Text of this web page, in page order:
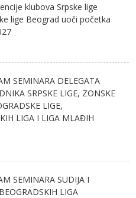
klubova Srpske lige
lige Beograd uoči početka
SEMINARA DELEGATA
SRPSKE LIGE, ZONSKE
LIGE,
LIGA I LIGA MLAĐIH
SEMINARA SUDIJA I
LIGA